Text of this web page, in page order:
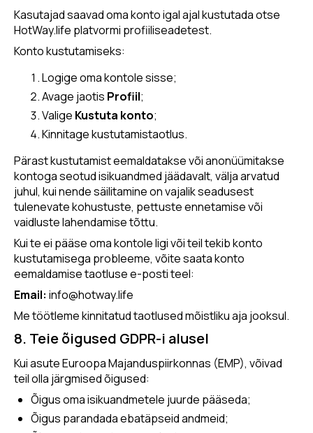
Kasutajad saavad oma konto igal ajal kustutada otse
HotWay.life platvormi profiiliseadetest.
Konto kustutamiseks:
Logige oma kontole sisse;
Avage jaotis Profiil;
Valige Kustuta konto;
Kinnitage kustutamistaotlus.
Pärast kustutamist eemaldatakse või anonüümitakse
kontoga seotud isikuandmed jäädavalt, välja arvatud
juhul, kui nende säilitamine on vajalik seadusest
tulenevate kohustuste, pettuste ennetamise või
vaidluste lahendamise tõttu.
Kui te ei pääse oma kontole ligi või teil tekib konto
kustutamisega probleeme, võite saata konto
eemaldamise taotluse e-posti teel:
Email: info@hotway.life
Me töötleme kinnitatud taotlused mõistliku aja jooksul.
8. Teie õigused GDPR-i alusel
Kui asute Euroopa Majanduspiirkonnas (EMP), võivad
teil olla järgmised õigused:
Õigus oma isikuandmetele juurde pääseda;
Õigus parandada ebatäpseid andmeid;